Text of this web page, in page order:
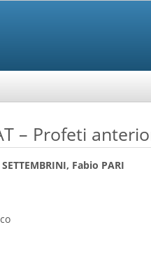
– Profeti
Fabio PARI